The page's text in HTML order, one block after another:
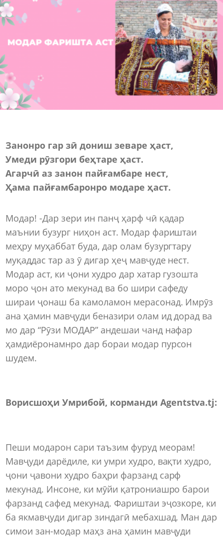
Занонро гар зӣ дониш зеваре ҳаст,
Умеди рӯзгори беҳтаре ҳаст.
Агарчӣ аз занон пайғамбаре нест,
Ҳама пайғамбаронро модаре ҳаст.
Модар! -Дар зери ин панҷ ҳарф чӣ қадар
маънии бузург ниҳон аст. Модар фариштаи
меҳру муҳаббат буда, дар олам бузургтару
муқаддас тар аз ӯ дигар ҳеҷ мавҷуде нест.
Модар аст, ки ҷони худро дар хатар гузошта
моро ҷон ато мекунад ва бо шири сафеду
шираи ҷонаш ба камоламон мерасонад. Имрӯз
ана ҳамин мавҷуди беназири олам ид дорад ва
мо дар “Рӯзи МОДАР” андешаи чанд нафар
ҳамдиёронамнро дар бораи модар пурсон
шудем.
Ворисшоҳи Умрибой, корманди Agentstva.tj:
Пеши модарон сари таъзим фуруд меорам!
Мавҷуди дарёдиле, ки умри худро, вақти худро,
ҷони ҷавони худро баҳри фарзанд сарф
мекунад. Инсоне, ки мӯйи қатрониашро барои
фарзанд сафед мекунад. Фариштаи эҷозкоре, ки
ба якмавҷуди дигар зиндагӣ мебахшад. Ман дар
симои зан-модар маҳз ана ҳамин мавҷуди